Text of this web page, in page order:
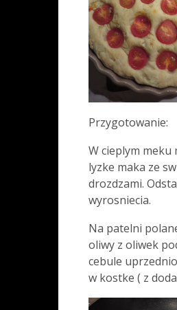
Przygotowanie:
W cieplym meku
lyzke maka ze
drozdzami.
wyrosniecia.
Na patelni
oliwy z oliwek
cebule
w kostke ( z